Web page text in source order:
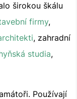
širokou škálu
firmy,
, zahradní
studia,
Používají